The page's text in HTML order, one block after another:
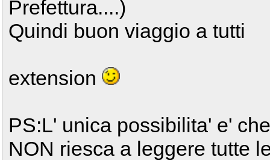
Prefettura....)
Quindi buon viaggio a tutti
extension
PS:L' unica possibilita' e'
NON riesca a leggere tutte